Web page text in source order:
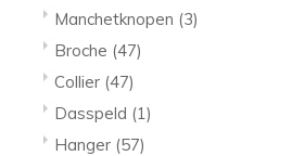
Manchetknopen (3)
Broche (47)
Collier (47)
Dasspeld (1)
Hanger (57)